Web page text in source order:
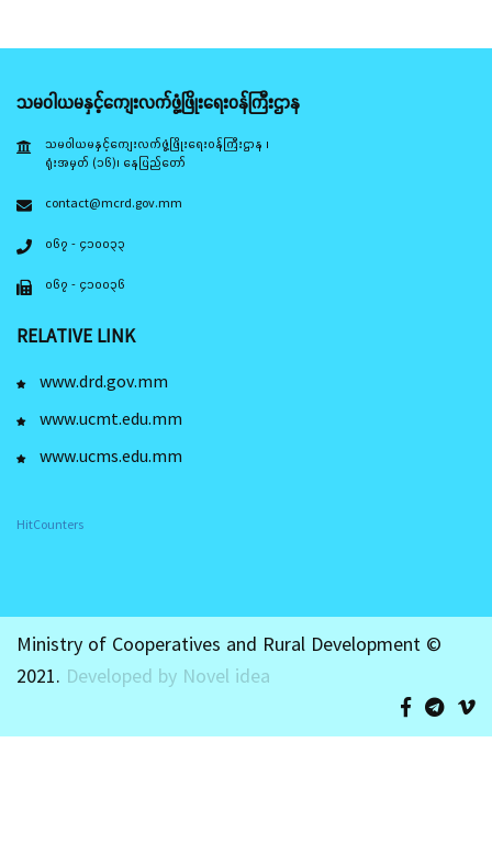
သမဝါယမနှင့်ကျေးလက်ဖွံ့ဖြိုးရေးဝန်ကြီးဌာန
သမဝါယမနှင့်ကျေးလက်ဖွံ့ဖြိုးရေးဝန်ကြီးဌာန ၊
ရုံးအမှတ် (၁၆)၊ နေပြည်တော်
contact@mcrd.gov.mm
၀၆၇ - ၄၁၀၀၃၃
၀၆၇ - ၄၁၀၀၃၆
RELATIVE LINK
www.drd.gov.mm
www.ucmt.edu.mm
www.ucms.edu.mm
HitCounters
Ministry of Cooperatives and Rural Development ©
2021. Developed by Novel idea